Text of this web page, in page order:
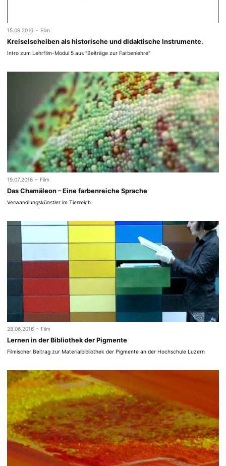
15.09.2016 - Film
Kreiselscheiben als historische und didaktische Instrumente.
Intro zum Lehrfilm-Modul 5 aus "Beiträge zur Farbenlehre"
19.07.2016 - Film
Das Chamäleon – Eine farbenreiche Sprache
Verwandlungskünstler im Tierreich
28.06.2016 - Film
Lernen in der Bibliothek der Pigmente
Filmischer Beitrag zur Materialbibliothek der Pigmente an der Hochschule Luzern